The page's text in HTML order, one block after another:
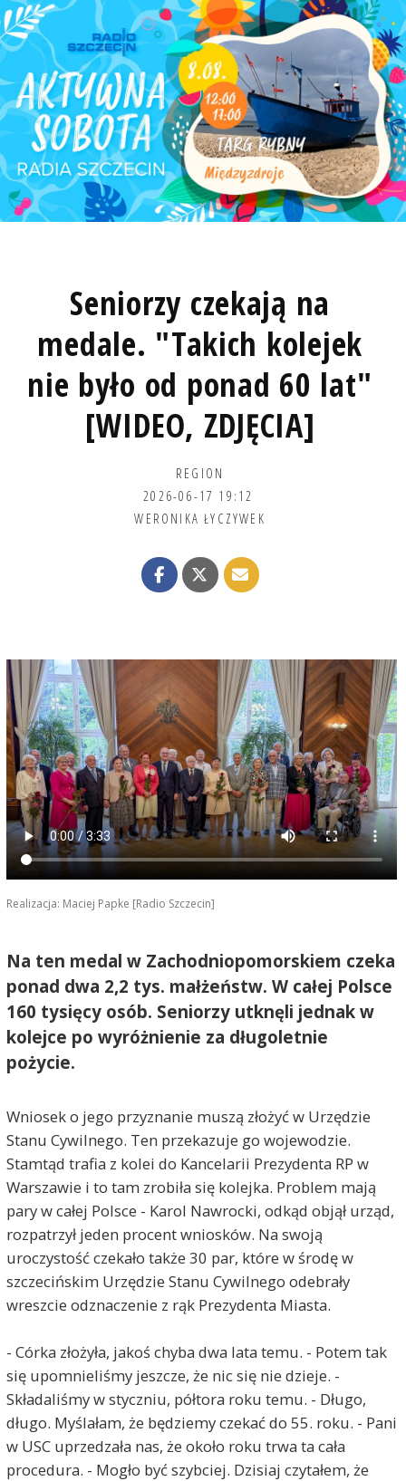
Seniorzy czekają na
medale. "Takich kolejek
nie było od ponad 60 lat"
[WIDEO, ZDJĘCIA]
REGION
2026-06-17 19:12
WERONIKA ŁYCZYWEK
Realizacja: Maciej Papke [Radio Szczecin]
Na ten medal w Zachodniopomorskiem czeka
ponad dwa 2,2 tys. małżeństw. W całej Polsce
160 tysięcy osób. Seniorzy utknęli jednak w
kolejce po wyróżnienie za długoletnie
pożycie.
Wniosek o jego przyznanie muszą złożyć w Urzędzie
Stanu Cywilnego. Ten przekazuje go wojewodzie.
Stamtąd trafia z kolei do Kancelarii Prezydenta RP w
Warszawie i to tam zrobiła się kolejka. Problem mają
pary w całej Polsce - Karol Nawrocki, odkąd objął urząd,
rozpatrzył jeden procent wniosków. Na swoją
uroczystość czekało także 30 par, które w środę w
szczecińskim Urzędzie Stanu Cywilnego odebrały
wreszcie odznaczenie z rąk Prezydenta Miasta.
- Córka złożyła, jakoś chyba dwa lata temu. - Potem tak
się upomnieliśmy jeszcze, że nic się nie dzieje. -
Składaliśmy w styczniu, półtora roku temu. - Długo,
długo. Myślałam, że będziemy czekać do 55. roku. - Pani
w USC uprzedzała nas, że około roku trwa ta cała
procedura. - Mogło być szybciej. Dzisiaj czytałem, że